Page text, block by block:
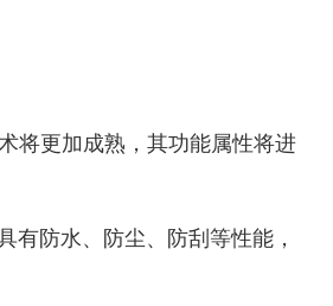
将更加成熟，其功能属性将进
有防水、防尘、防刮等性能，